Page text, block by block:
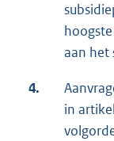
aan het
4.
in